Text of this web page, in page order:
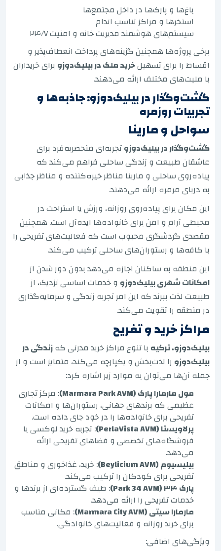
باغ‌ها و پارک‌ها در داخل مجتمع‌ها
استخرها و مراکز تناسب اندام
سیستم‌های هوشمند مدیریت خانه و امنیت ۲۴/۷
برخی پروژه‌ها همچنین گزینه‌های پرداخت انعطاف‌پذیر و
اقساط را برای تسهیلخرید ملک در بیلیک‌دوزو برای خریداران
با ملیت‌های مختلف ارائه می‌دهند.
گشت‌وگذار در بیلیک‌دوزو: جاذبه‌ها و
تجربیات روزمره
سواحل و مارینا
گشت‌وگذار در بیلیک‌دوزوتجربه‌ای منحصربه‌فرد برای
عاشقان طبیعت و زندگی ساحلی فراهم می‌کند که
پیاده‌روی ساحلی و مارینا مناظر خیره‌کننده و مناظر جذابی
به دریای مرمره ارائه می‌دهند.
این مکان برای پیاده‌روی روزانه، ورزش یا استراحت در
محیطی آرام و امن برای خانواده‌ها ایده‌آل است. همچنین
مقصدی گردشگری محبوب است که فعالیت‌های تفریحی را
با کافه‌ها و رستوران‌های ساحلی ترکیب می‌کند.
این منطقه به ساکنان اجازه می‌دهد بدون دور شدن از
امکانات شهری بیلیک‌دوزو و خدمات اساسی نزدیک، از
طبیعت لذت ببرند که این امر تجربه زندگی و سرمایه‌گذاری
در منطقه را تقویت می‌کند.
مراکز خرید و تفریح
بیلیک‌دوزو، ترکیه با تنوع مراکز خرید مدرنی کهزندگی در
بیلیک‌دوزو را لذت‌بخش و یکپارچه می‌کند، متمایز است و از
جمله آن‌ها می‌توان به موارد زیر اشاره کرد:
مول مارمارا پارک (Marmara Park AVM)
: مرکز تجاری
عظیمی که برندهای جهانی، رستوران‌ها و امکانات
تفریحی برای خانواده‌ها را در خود جای داده است.
پرلاویستا (PerlaVista AVM)
: تجربه خرید لوکسی با
فروشگاه‌های تخصصی و فضاهای تفریحی ارائه
می‌دهد.
بیلیسیوم (Beylicium AVM)
: خرید، غذاخوری و مناطق
تفریحی برای کودکان را ترکیب می‌کند.
پارک ۳۴ (Park 34 AVM)
: طیف گسترده‌ای از برندها و
خدمات تفریحی را ارائه می‌دهد.
مارمارا سیتی (Marmara City AVM)
: مکانی مناسب
برای خرید روزانه و فعالیت‌های خانوادگی.
ویژگی‌های اضافی: